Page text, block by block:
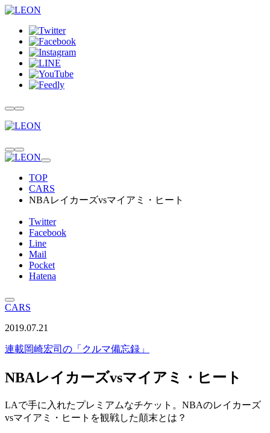
TOP
CARS
NBAレイカーズvsマイアミ・ヒート
Twitter
Facebook
Line
Mail
Pocket
Hatena
CARS
2019.07.21
連載岡崎宏司の「クルマ備忘録」
NBAレイカーズvsマイアミ・ヒート
LAで手に入れたプレミアムなチケット。NBAのレイカーズ
vsマイアミ・ヒートを観戦した顛末とは？